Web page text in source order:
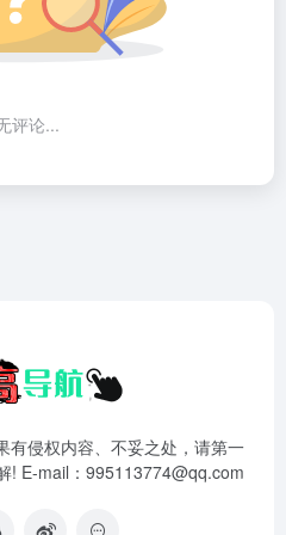
评论...
有侵权内容、不妥之处，请第一
! E-mail：995113774@qq.com